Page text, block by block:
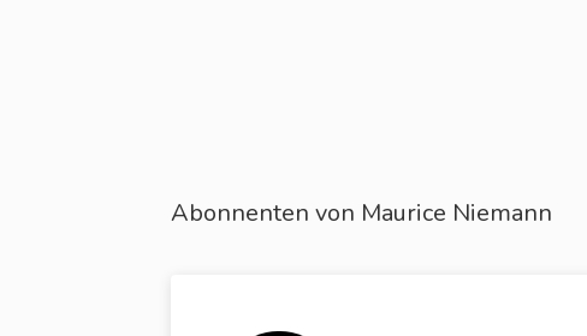
Abonnenten von Maurice Niemann